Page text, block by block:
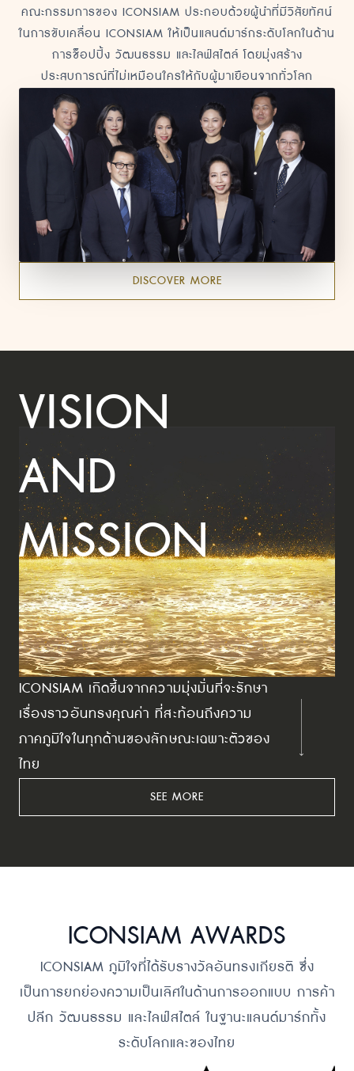
คณะกรรมการของ ICONSIAM ประกอบด้วยผู้นำที่มีวิสัยทัศน์
ในการขับเคลื่อน ICONSIAM ให้เป็นแลนด์มาร์กระดับโลกในด้าน
การช็อปปิ้ง วัฒนธรรม และไลฟ์สไตล์ โดยมุ่งสร้าง
ประสบการณ์ที่ไม่เหมือนใครให้กับผู้มาเยือนจากทั่วโลก
DISCOVER MORE
VISION
AND
MISSION
ICONSIAM เกิดขึ้นจากความมุ่งมั่นที่จะรักษา
เรื่องราวอันทรงคุณค่า ที่สะท้อนถึงความ
ภาคภูมิใจในทุกด้านของลักษณะเฉพาะตัวของ
ไทย
SEE MORE
ICONSIAM AWARDS
ICONSIAM ภูมิใจที่ได้รับรางวัลอันทรงเกียรติ ซึ่ง
เป็นการยกย่องความเป็นเลิศในด้านการออกแบบ การค้า
ปลีก วัฒนธรรม และไลฟ์สไตล์ ในฐานะแลนด์มาร์กทั้ง
ระดับโลกและของไทย